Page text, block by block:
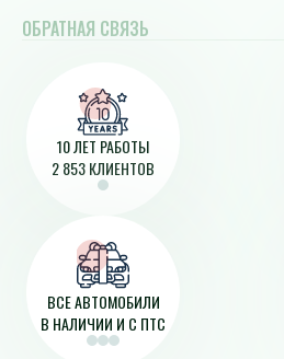
ОБРАТНАЯ СВЯЗЬ
10 ЛЕТ РАБОТЫ
2 853 КЛИЕНТОВ
ВСЕ АВТОМОБИЛИ
В НАЛИЧИИ И С ПТС